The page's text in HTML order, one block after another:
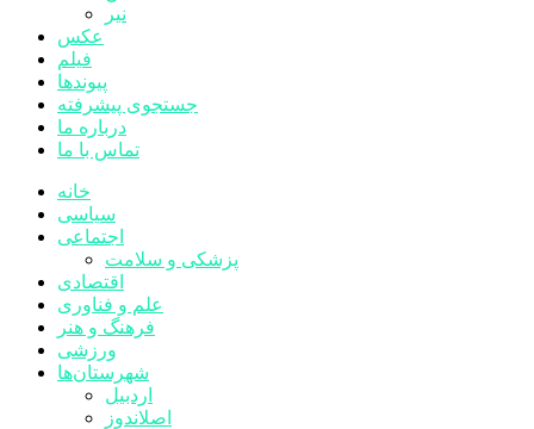
نیر
عکس
فیلم
پیوندها
جستجوی پیشرفته
درباره ما
تماس با ما
خانه
سیاسی
اجتماعی
پزشکی و سلامت
اقتصادی
علم و فناوری
فرهنگ و هنر
ورزشی
شهرستان‌ها
اردبیل
اصلاندوز